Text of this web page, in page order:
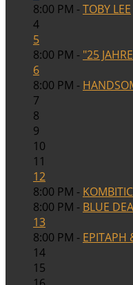
8:00 PM -TOBY LEE
4
5
8:00 PM - "25
6
8:00 PM -
7
8
9
10
11
12
8:00 PM -
8:00 PM - BLUE
13
8:00 PM - EPITAPH
14
15